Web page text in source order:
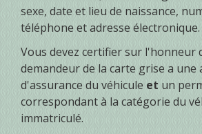
sexe, date et lieu de naissance,
téléphone et adresse électronique.
Vous devez certifier sur l'honneur
demandeur de la carte grise a
d'assurance du véhicule et un
correspondant à la catégorie du
immatriculé.